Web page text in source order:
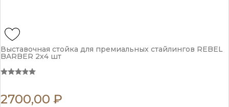
Выставочная стойка для премиальных стайлингов REBEL
BARBER 2х4 шт
2700,00 ₽